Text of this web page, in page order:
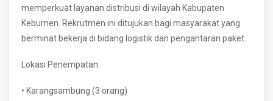
memperkuat layanan distribusi di wilayah Kabupaten
Kebumen. Rekrutmen ini ditujukan bagi masyarakat yang
berminat bekerja di bidang logistik dan pengantaran paket.
Lokasi Penempatan:
• Karangsambung (3 orang)